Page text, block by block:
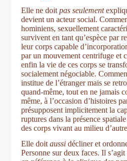
Elle ne doitpas seulement
devient un acteur social.
hominiens, sexuellement
survivent en tant qu’espèce par
leur corps capable
par un mouvement centrifuge et
enfin la vie de ces corps se
socialement négociable.
institue de l’étranger mais se
quand-même, tout en ne jamais
même, à l’occasion d’histoires
présupposent implicitement la
ruptures dans la présence
des corps vivant au milieu
Elle doitaussi décliner et
Personne sur deux faces. Il